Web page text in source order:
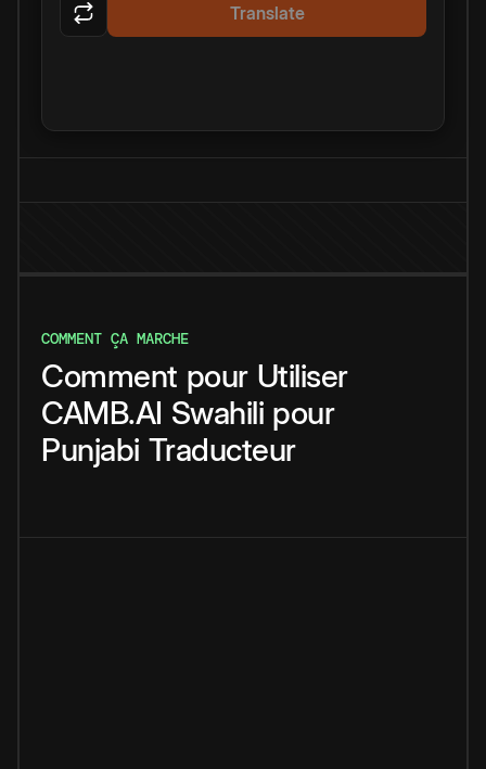
Translate
COMMENT ÇA MARCHE
Comment pour Utiliser
CAMB.AI Swahili pour
Punjabi Traducteur